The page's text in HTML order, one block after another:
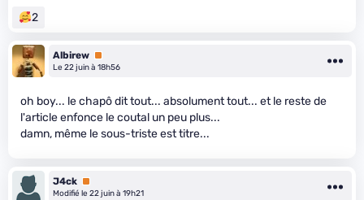
2
Albirew Premium
Le 22 juin à 18h56
oh boy... le chapô dit tout... absolument tout... et le reste de
l'article enfonce le coutal un peu plus...
damn, même le sous-triste est titre...
J4ck Premium
Modifié le 22 juin à 19h21